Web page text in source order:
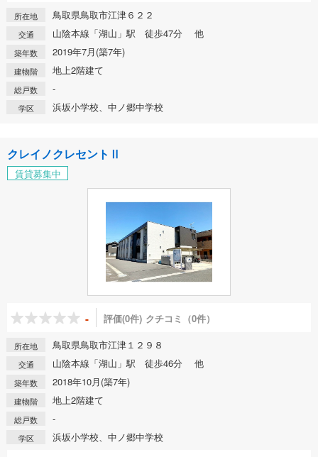
所在地 鳥取県鳥取市江津６２２
交通 山陰本線「湖山」駅 徒歩47分 他
築年数 2019年7月(築7年)
建物階 地上2階建て
総戸数 -
学区 浜坂小学校、中ノ郷中学校
クレイノクレセントⅡ
賃貸募集中
- 評価(0件) クチコミ（0件）
所在地 鳥取県鳥取市江津１２９８
交通 山陰本線「湖山」駅 徒歩46分 他
築年数 2018年10月(築7年)
建物階 地上2階建て
総戸数 -
学区 浜坂小学校、中ノ郷中学校